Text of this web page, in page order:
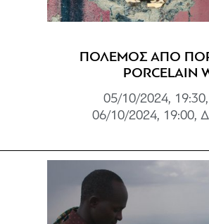
ΠΟΛΕΜΟΣ ΑΠΟ
PORCELAIN
05/10/2024,
06/10/2024, 19:00,